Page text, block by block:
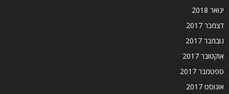
ינואר 2018
דצמבר 2017
נובמבר 2017
אוקטובר 2017
ספטמבר 2017
אוגוסט 2017